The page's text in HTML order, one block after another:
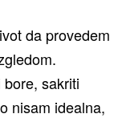
da provedem
sakriti
nisam idealna,